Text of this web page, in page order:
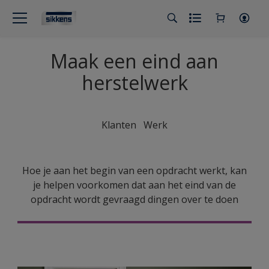
Maak een eind aan
herstelwerk
Klanten Werk
Hoe je aan het begin van een opdracht werkt, kan
je helpen voorkomen dat aan het eind van de
opdracht wordt gevraagd dingen over te doen